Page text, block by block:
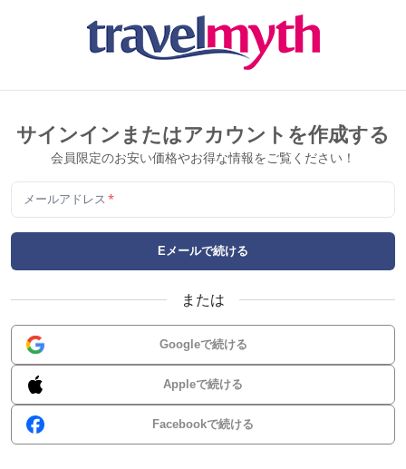
サインインまたはアカウントを作成する
会員限定のお安い価格やお得な情報をご覧ください！
メールアドレス *
Eメールで続ける
または
Googleで続ける
Appleで続ける
Facebookで続ける